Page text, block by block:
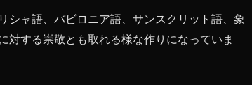
シャ語、バビロニア語、サンスクリット語、象
対する崇敬とも取れる様な作りになっていま